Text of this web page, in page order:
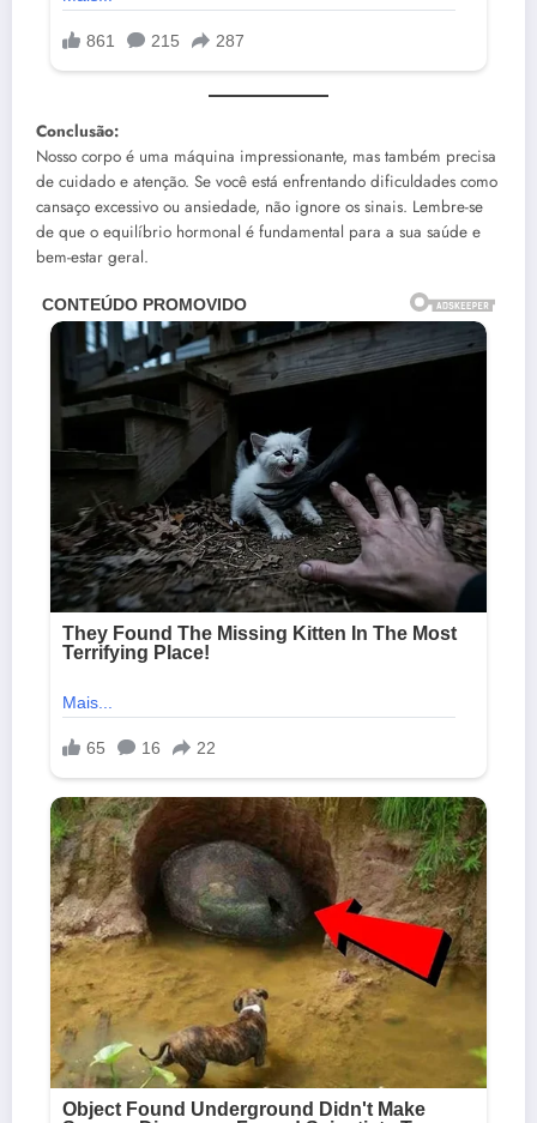
Conclusão:
Nosso corpo é uma máquina impressionante, mas também precisa
de cuidado e atenção. Se você está enfrentando dificuldades como
cansaço excessivo ou ansiedade, não ignore os sinais. Lembre-se
de que o equilíbrio hormonal é fundamental para a sua saúde e
bem-estar geral.